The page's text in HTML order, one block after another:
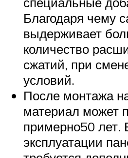
Благодаря чему
выдерживает
количество
сжатий, при
условий.
После монтажа
материал может
примерно50 лет.
эксплуатации